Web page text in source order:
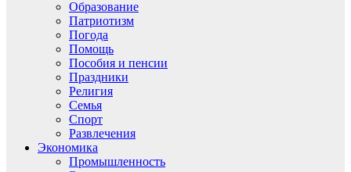
Образование
Патриотизм
Погода
Помощь
Пособия и пенсии
Праздники
Религия
Семья
Спорт
Развлечения
Экономика
Промышленность